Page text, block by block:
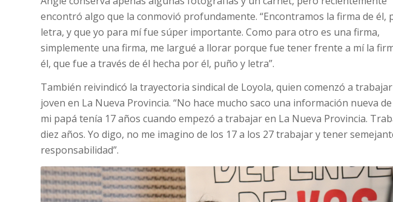
encontró algo que la conmovió profundamente. “Encontramos la firma de él,
letra, y que yo para mí fue súper importante. Como para otro es una firma,
simplemente una firma, me largué a llorar porque fue tener frente a mí la
él, que fue a través de él hecha por él, puño y letra”.
También reivindicó la trayectoria sindical de Loyola, quien comenzó a
joven en La Nueva Provincia. “No hace mucho saco una información nueva
mi papá tenía 17 años cuando empezó a trabajar en La Nueva Provincia.
diez años. Yo digo, no me imagino de los 17 a los 27 trabajar y tener
responsabilidad”.